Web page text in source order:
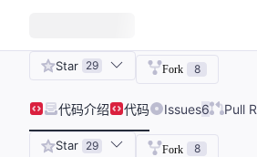
Star 29 Fork 8
代码介绍 代码 Issues6 Pull
Star 29 Fork 8